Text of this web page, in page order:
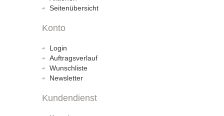
Seitenübersicht
Konto
Login
Auftragsverlauf
Wunschliste
Newsletter
Kundendienst